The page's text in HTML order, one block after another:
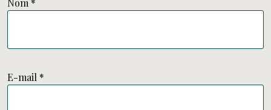
Nom *
E-mail *